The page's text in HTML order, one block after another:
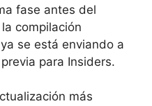
fase antes del
compilación
se está enviando a
para Insiders.
más